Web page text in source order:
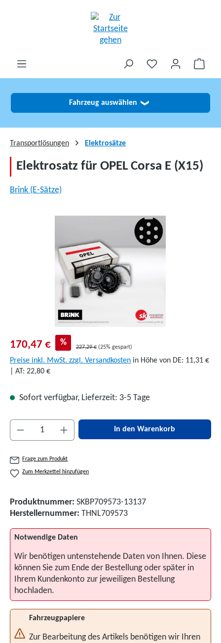
Fahrzeug auswählen ❯
Transportlösungen Elektrosätze
Elektrosatz für OPEL Corsa E (X15)
Brink (E-Sätze)
170,47 € % 227,29 € (25% gespart)
Preise inkl. MwSt. zzgl. Versandkosten in Höhe von DE: 11,31 €
| AT: 22,80 €
Sofort verfügbar, Lieferzeit: 3-5 Tage
Produkt Anzahl: Gib den gewünschten Wert
In den Warenkorb
Frage zum Produkt
Zum Merkzettel hinzufügen
Produktnummer: SKBP709573-13137
Herstellernummer: THNL709573
Notwendige Daten
Wir benötigen untenstehende Daten von Ihnen. Diese
können Sie zum Ende der Bestellung oder später in
Ihrem Kundenkonto zur jeweiligen Bestellung
hochladen.
Fahrzeugpapiere
Zur Bearbeitung des Artikels benötigen wir Ihren